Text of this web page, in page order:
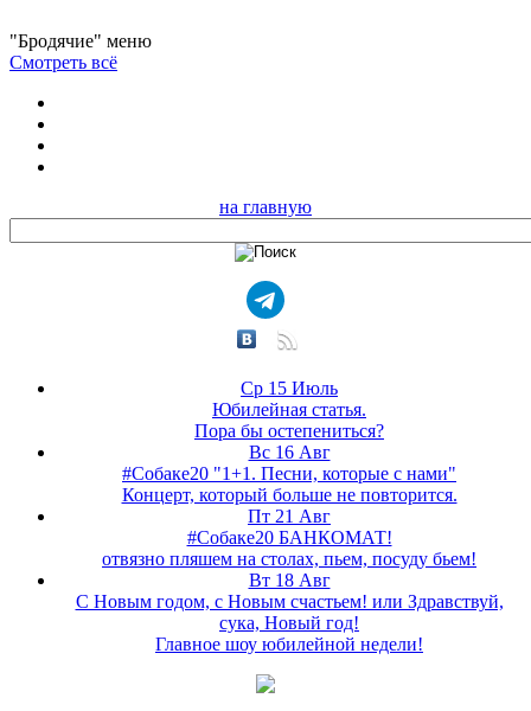
"Бродячие" меню
Смотреть всё
на главную
Ср 15 Июль
Юбилейная статья.
Пора бы остепениться?
Вс 16 Авг
#Собаке20 "1+1. Песни, которые с нами"
Концерт, который больше не повторится.
Пт 21 Авг
#Собаке20 БАНКОМАТ!
отвязно пляшем на столах, пьем, посуду бьем!
Вт 18 Авг
С Новым годом, с Новым счастьем! или Здравствуй,
сука, Новый год!
Главное шоу юбилейной недели!